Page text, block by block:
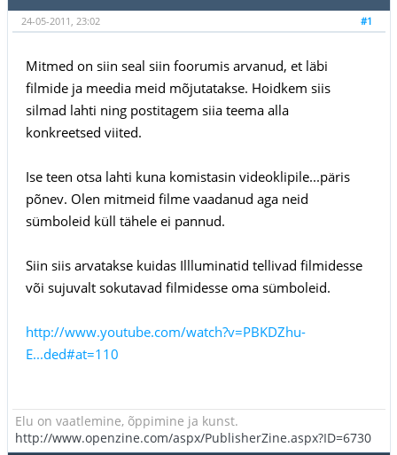
#1
24-05-2011, 23:02
Mitmed on siin seal siin foorumis arvanud, et läbi
filmide ja meedia meid mõjutatakse. Hoidkem siis
silmad lahti ning postitagem siia teema alla
konkreetsed viited.
Ise teen otsa lahti kuna komistasin videoklipile...päris
põnev. Olen mitmeid filme vaadanud aga neid
sümboleid küll tähele ei pannud.
Siin siis arvatakse kuidas Illluminatid tellivad filmidesse
või sujuvalt sokutavad filmidesse oma sümboleid.
http://www.youtube.com/watch?v=PBKDZhu-
E...ded#at=110
Elu on vaatlemine, õppimine ja kunst.
http://www.openzine.com/aspx/PublisherZine.aspx?ID=6730